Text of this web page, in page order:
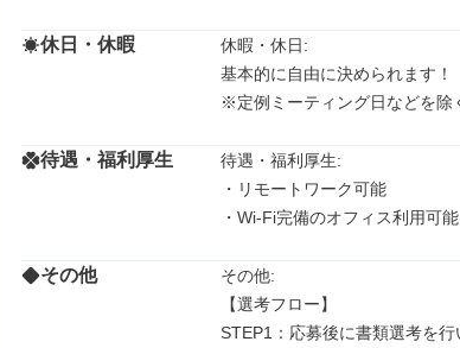
休日・休暇
休暇・休日:
基本的に自由に決められます！
※定例ミーティング日などを除
待遇・福利厚生
待遇・福利厚生:
・リモートワーク可能
・Wi-Fi完備のオフィス利用可能
その他
その他:
【選考フロー】
STEP1：応募後に書類選考を